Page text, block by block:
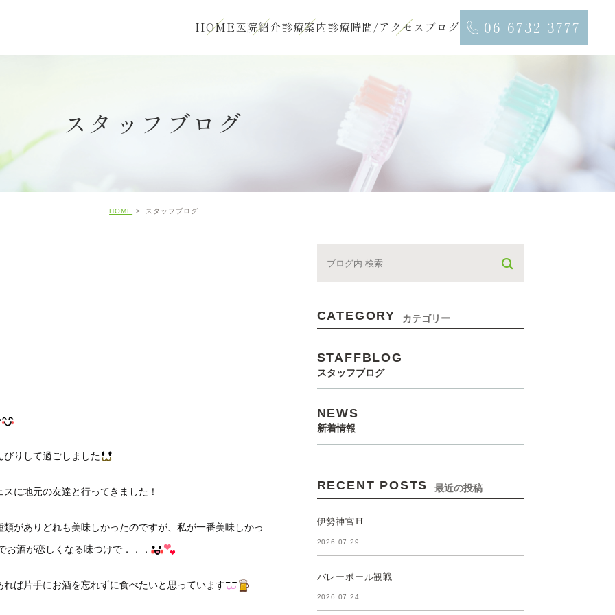
HOME医院紹介診療案内診療時間/アクセス ブログ 06-6732-3777
スタッフブログ
HOME スタッフブログ
りして過ごしました
に地元の友達と行ってきました！
がありどれも美味しかったのですが、私が一番美味しかっ
お酒が恋しくなる味つけで．．．
ば片手にお酒を忘れずに食べたいと思っています
CATEGORY カテゴリー
STAFFBLOG
スタッフブログ
NEWS
新着情報
RECENT POSTS 最近の投稿
伊勢神宮⛩️
2026.07.29
バレーボール観戦
2026.07.24